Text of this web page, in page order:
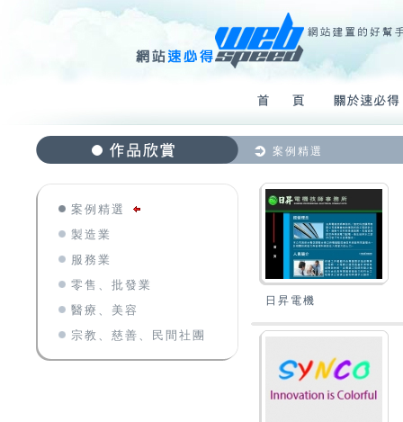
案例精選
製造業
服務業
零售、批發業
醫療、美容
宗教、慈善、民間社團
案例精選
日昇電機